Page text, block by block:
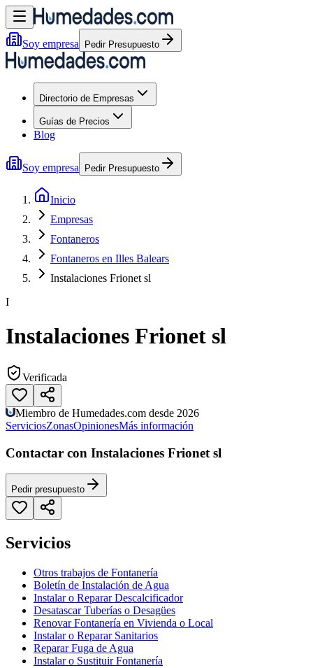
Soy empresa Pedir Presupuesto
Directorio de Empresas
Guías de Precios
Blog
Soy empresa Pedir Presupuesto
Inicio
Empresas
Fontaneros
Fontaneros en Illes Balears
Instalaciones Frionet sl
I
Instalaciones Frionet sl
Verificada
Miembro de Humedades.com desde 2026
ServiciosZonasOpinionesMás información
Contactar con Instalaciones Frionet sl
Pedir presupuesto
Servicios
Otros trabajos de Fontanería
Boletín de Instalación de Agua
Instalar o Reparar Descalcificador
Desatascar Tuberías o Desagües
Renovar Fontanería en Vivienda o Local
Instalar o Reparar Sanitarios
Reparar Fuga de Agua
Instalar o Sustituir Fontanería